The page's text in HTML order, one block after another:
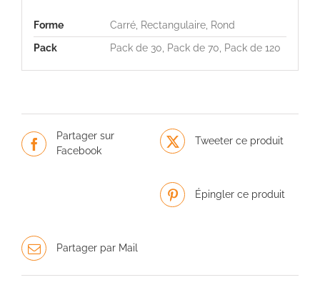
Forme
Carré, Rectangulaire, Rond
Pack
Pack de 30, Pack de 70, Pack de 120
Partager sur
Facebook
Tweeter ce produit
Épingler ce produit
Partager par Mail